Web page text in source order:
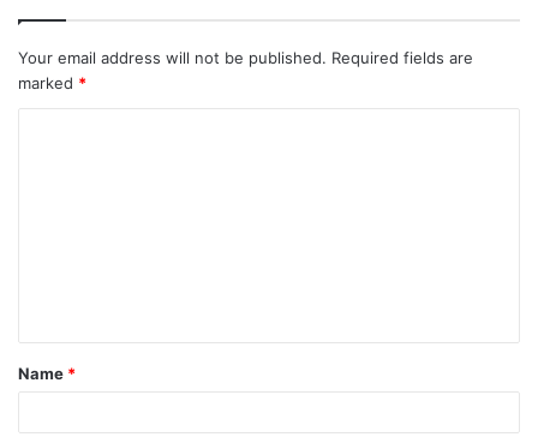
Your email address will not be published. Required fields are
marked *
Name *